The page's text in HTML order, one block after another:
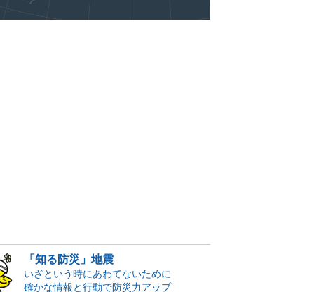
「知る防災」地震
いざという時にあわてないために
確かな情報と行動で防災力アップ